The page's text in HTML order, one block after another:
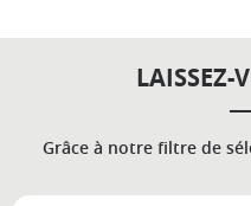
LAISSEZ-
Grâce à notre filtre de